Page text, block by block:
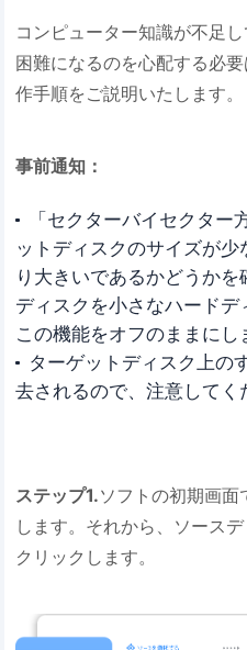
コンピューター知識が不足
困難になるのを心配する必
作手順をご説明いたします。
事前通知：
「セクターバイセクタ
ットディスクのサイズが
り大きいであるかどうか
ディスクを小さなハードデ
この機能をオフのままにし
ターゲットディスク上の
去されるので、注意してく
ステップ1.ソフトの初期画
します。それから、ソース
クリックします。